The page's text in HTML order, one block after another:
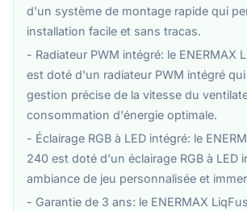
d'un système de montage rapide qui
installation facile et sans tracas.
- Radiateur PWM intégré: le ENERMAX
est doté d'un radiateur PWM intégré
gestion précise de la vitesse du
consommation d'énergie optimale.
- Éclairage RGB à LED intégré: le
240 est doté d'un éclairage RGB à LED
ambiance de jeu personnalisée et
- Garantie de 3 ans: le ENERMAX